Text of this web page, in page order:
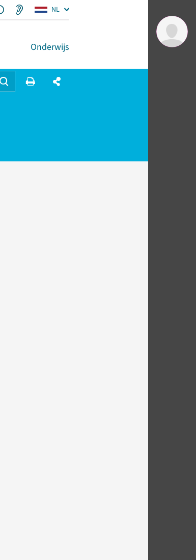
NL
Onderwijs